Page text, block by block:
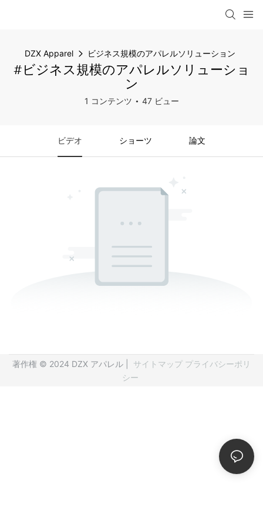
DZX Apparel ビジネス規模のアパレルソリューション
#ビジネス規模のアパレルソリューショ
ン
1 コンテンツ 47 ビュー
ビデオ ショーツ 論文
著作権 © 2024 DZX アパレル | サイトマップ プライバシーポリ
シー